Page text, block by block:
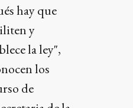
hay que
y
la ley",
los
de